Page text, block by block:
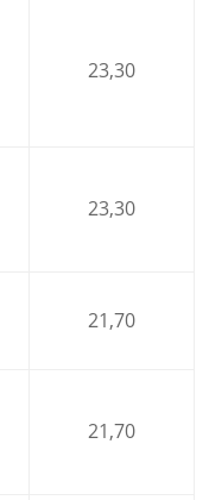
23,30
23,30
21,70
21,70